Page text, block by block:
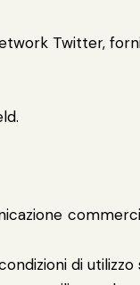
Twitter,
di utilizzo